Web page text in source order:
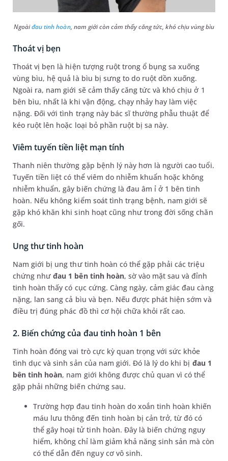
Ngoàiđau tinh hoàn, nam giới còn cảm thấy căng tức, khó chịu vùng bìu
Thoát vị bẹn
Thoát vị bẹn là hiện tượng ruột trong ổ bụng sa xuống
vùng bìu, hệ quả là bìu bị sưng to do ruột dồn xuống.
Ngoài ra, nam giới sẽ cảm thấy căng tức và khó chịu ở 1
bên bìu, nhất là khi vận động, chạy nhảy hay làm việc
nặng. Đối với tình trạng này bác sĩ thường phẫu thuật để
kéo ruột lên hoặc loại bỏ phần ruột bị sa này.
Viêm tuyến tiền liệt mạn tính
Thanh niên thường gặp bệnh lý này hơn là người cao tuổi.
Tuyến tiền liệt có thể viêm do nhiễm khuẩn hoặc không
nhiễm khuẩn, gây biến chứng là đau âm ỉ ở 1 bên tinh
hoàn. Nếu không kiểm soát tình trạng bệnh, nam giới sẽ
gặp khó khăn khi sinh hoạt cũng như trong đời sống chăn
gối.
Ung thư tinh hoàn
Nam giới bị ung thư tinh hoàn có thể gặp phải các triệu
chứng nhưđau 1 bên tinh hoàn, sờ vào mặt sau và đỉnh
tinh hoàn thấy có cục cứng. Càng ngày, cảm giác đau càng
nặng, lan sang cả bìu và bẹn. Nếu được phát hiện sớm và
điều trị đúng phác đồ thì cơ hội chữa khỏi rất cao.
2. Biến chứng của đau tinh hoàn 1 bên
Tinh hoàn đóng vai trò cực kỳ quan trọng với sức khỏe
tình dục và sinh sản của nam giới. Đó là lý do khi bị đau 1
bên tinh hoàn, nam giới không được chủ quan vì có thể
gặp phải những biến chứng sau.
Trường hợp đau tinh hoàn do xoắn tinh hoàn khiến
máu lưu thông đến tinh hoàn bị cản trở, từ đó có
thể gây hoại tử tinh hoàn. Đây là biến chứng nguy
hiểm, không chỉ làm giảm khả năng sinh sản mà còn
có thể dẫn đến nguy cơ vô sinh.